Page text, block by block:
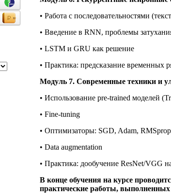
• Работа с последовательностями
• Введение в RNN, проблемы
• LSTM и GRU как решение
• Практика: предсказание временных
Модуль 7. Современные техники и
• Использование pre-trained моделей
• Fine-tuning
• Оптимизаторы: SGD, Adam, RMSprop
• Data augmentation
• Практика: дообучение ResNet/VGG
В конце обучения на курсе
практические работы, выполненных